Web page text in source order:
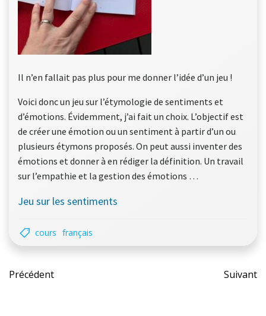
Il n’en fallait pas plus pour me donner l’idée d’un jeu !
Voici donc un jeu sur l’étymologie de sentiments et
d’émotions. Évidemment, j’ai fait un choix. L’objectif est
de créer une émotion ou un sentiment à partir d’un ou
plusieurs étymons proposés. On peut aussi inventer des
émotions et donner à en rédiger la définition. Un travail
sur l’empathie et la gestion des émotions …
Jeu sur les sentiments
cours français
Post
Précédent Suivant